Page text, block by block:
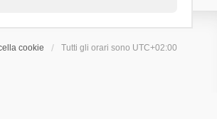
cookie Tutti gli orari sono UTC+02:00